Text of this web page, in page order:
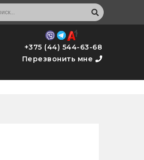
+375 (44) 544-63-68
Перезвонить мне